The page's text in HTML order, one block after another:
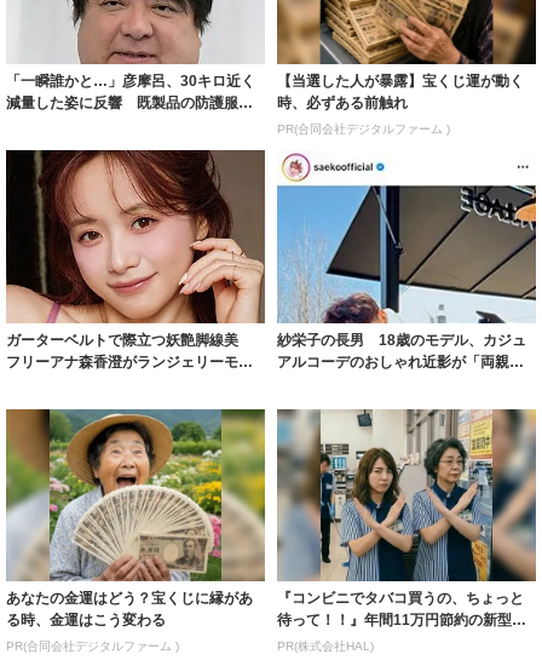
「一瞬誰かと…」彦摩呂、30キロ近く
減量した姿に反響 既製品の防護服が
【当選した人が暴露】宝くじ運が動く
時、必ずある前触れ
PR(合同会社デジタルファーム )
ガーターベルトで際立つ妖艶脚線美
フリーアナ森香澄がランジェリーモデ
紗栄子の長男 18歳のモデル、カジュ
アルコーデのおしゃれ近影が「両親の
あなたの金運はどう？宝くじに縁があ
る時、金運はこう変わる
PR(合同会社デジタルファーム )
『コンビニでタバコ買うの、ちょっと
待って！！』年間11万円節約の新型タ
バコ
PR(株式会社HAL)